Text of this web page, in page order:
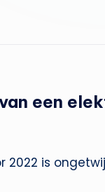
een
2022 is